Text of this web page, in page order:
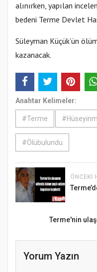
alınırken, yapılan
bedeni Terme Devlet
Süleyman Küçük’ün
kazanacak.
Anahtar Kelimeler:
#Terme
#Ölübulundu
ÖNCEKI
Terme'nin
Yorum Yazın